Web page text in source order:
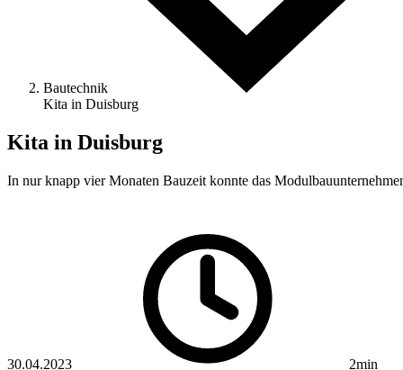
Bautechnik
Kita in Duisburg
Kita in Duisburg
In nur knapp vier Monaten Bauzeit konnte das
30.04.2023
2min